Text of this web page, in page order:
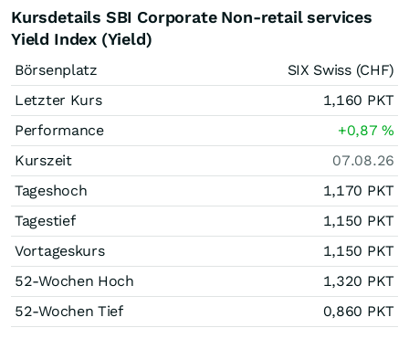
Kursdetails SBI Corporate Non-retail services
Yield Index (Yield)
Börsenplatz
SIX Swiss (CHF)
Letzter Kurs
1,160 PKT
Performance
+0,87%
Kurszeit
07.08.26
Tageshoch
1,170 PKT
Tagestief
1,150 PKT
Vortageskurs
1,150 PKT
52-Wochen Hoch
1,320 PKT
52-Wochen Tief
0,860 PKT